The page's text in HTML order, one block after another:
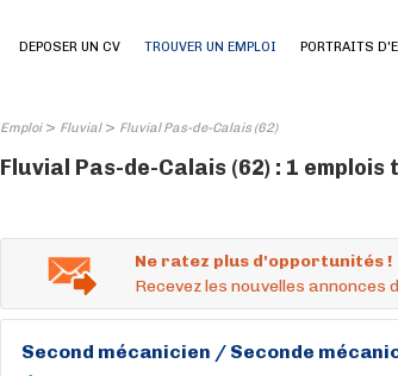
DEPOSER UN CV TROUVER UN EMPLOI PORTRAITS
Emploi> Fluvial> Fluvial Pas-de-Calais (62)
Fluvial Pas-de-Calais (62) : 1 emplois
Ne ratez plus d'opportunités !
Recevez les nouvelles
Second mécanicien / Seconde